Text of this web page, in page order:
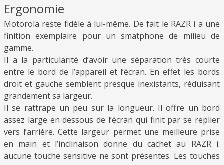
Ergonomie
Motorola reste fidèle à lui-même. De fait le RAZR i a une
finition exemplaire pour un smatphone de milieu de
gamme.
Il a la particularité d’avoir une séparation très courte
entre le bord de l’appareil et l’écran. En effet les bords
droit et gauche semblent presque inexistants, réduisant
grandement sa largeur.
Il se rattrape un peu sur la longueur. Il offre un bord
assez large en dessous de l’écran qui finit par se replier
vers l’arrière. Cette largeur permet une meilleure prise
en main et l’inclinaison donne du cachet au RAZR i.
aucune touche sensitive ne sont présentes. Les touches